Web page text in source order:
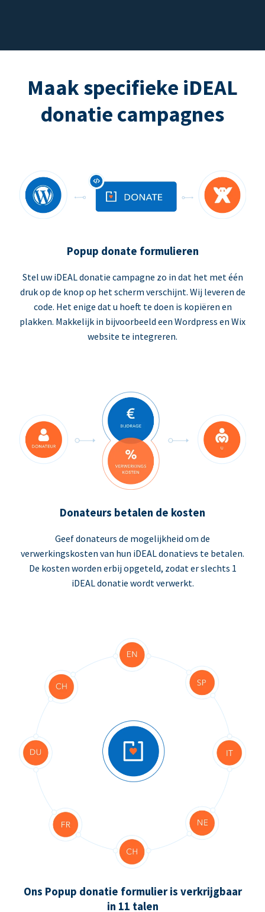
Maak specifieke iDEAL
donatie campagnes
Popup donate formulieren
Stel uw iDEAL donatie campagne zo in dat het met één
druk op de knop op het scherm verschijnt. Wij leveren de
code. Het enige dat u hoeft te doen is kopiëren en
plakken. Makkelijk in bijvoorbeeld een Wordpress en Wix
website te integreren.
Donateurs betalen de kosten
Geef donateurs de mogelijkheid om de
verwerkingskosten van hun iDEAL donatievs te betalen.
De kosten worden erbij opgeteld, zodat er slechts 1
iDEAL donatie wordt verwerkt.
Ons Popup donatie formulier is verkrijgbaar
in 11 talen